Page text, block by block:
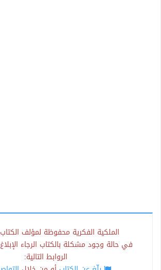
الملكية الفكرية محفوظة لمؤلف
في حالة وجود مشكلة بالكتاب الرجاء
الروابط التالية: